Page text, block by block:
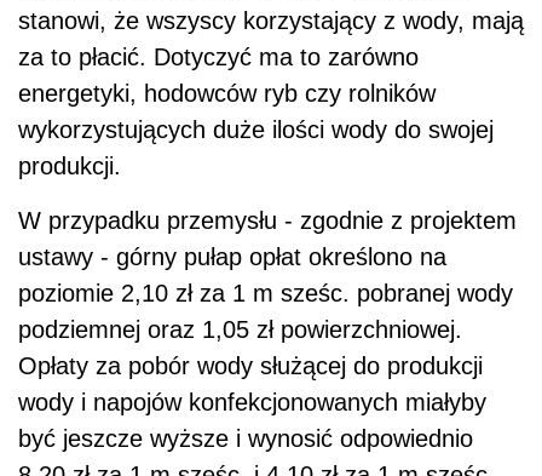
stanowi, że wszyscy korzystający z wody, mają
za to płacić. Dotyczyć ma to zarówno
energetyki, hodowców ryb czy rolników
wykorzystujących duże ilości wody do swojej
produkcji.
W przypadku przemysłu - zgodnie z projektem
ustawy - górny pułap opłat określono na
poziomie 2,10 zł za 1 m sześc. pobranej wody
podziemnej oraz 1,05 zł powierzchniowej.
Opłaty za pobór wody służącej do produkcji
wody i napojów konfekcjonowanych miałyby
być jeszcze wyższe i wynosić odpowiednio